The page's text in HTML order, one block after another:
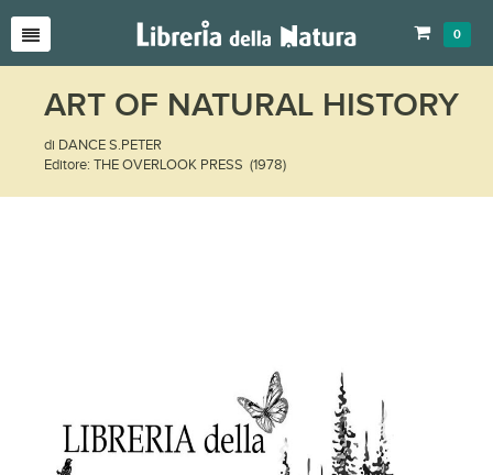
0
ART OF NATURAL HISTORY
di DANCE S.PETER
Editore: THE OVERLOOK PRESS (1978)